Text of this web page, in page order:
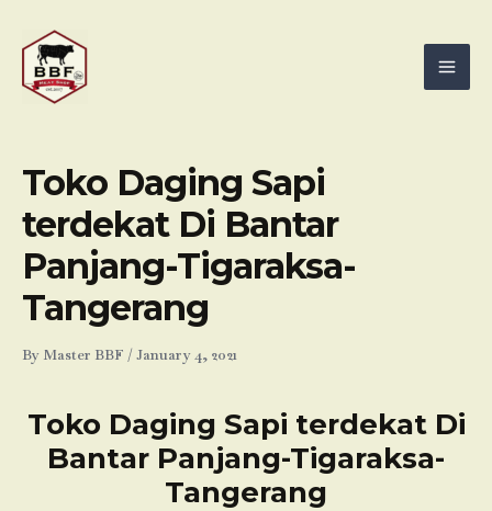
content
Toko Daging Sapi
terdekat Di Bantar
Panjang-Tigaraksa-
Tangerang
By Master BBF /January 4, 2021
Toko Daging Sapi terdekat Di
Bantar Panjang-Tigaraksa-
Tangerang